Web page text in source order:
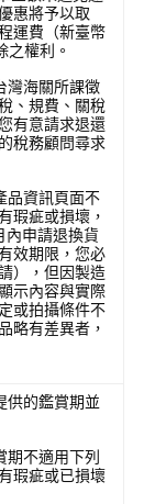
惠將予以取
運費（新臺幣
之權利。
灣海關所課徵
、規費、關稅
有意請求退還
稅務顧問尋求
品資訊頁面不
瑕疵或損壞，
內申請退換貨
效期限，您必
），但因製造
示內容與實際
或拍攝條件不
略有差異者，
供的鑑賞期並
期不適用下列
瑕疵或已損壞